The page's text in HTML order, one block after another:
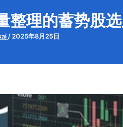
整理的蓄势股
/ 2025年8月25日